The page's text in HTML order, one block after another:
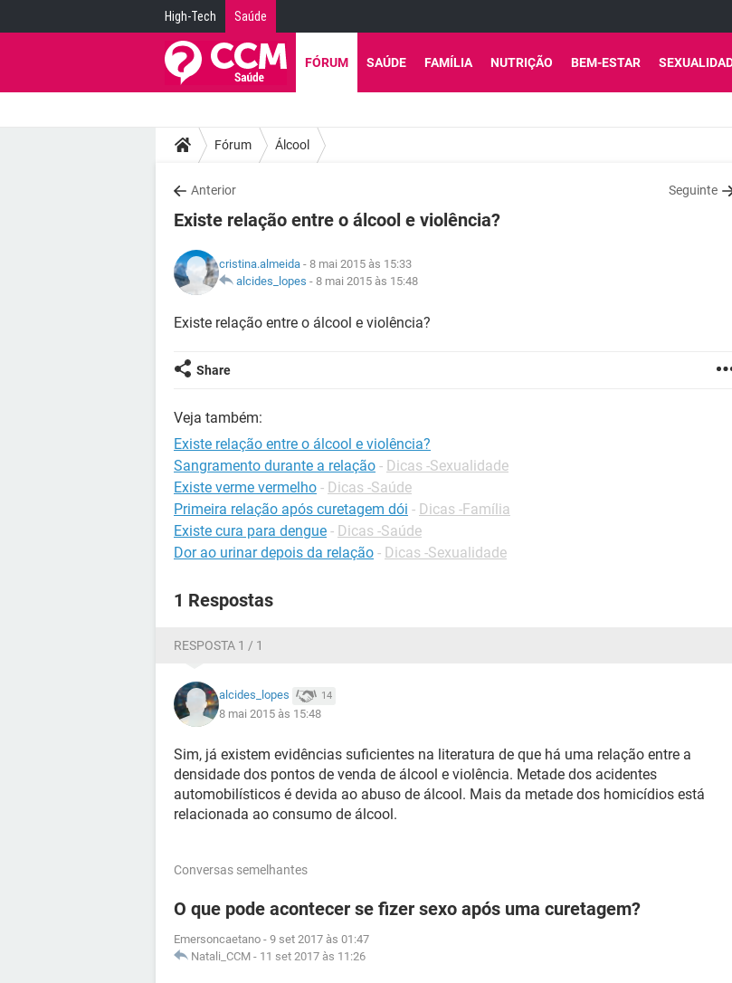
High-Tech Saúde
FÓRUM SAÚDE FAMÍLIA NUTRIÇÃO BEM-ESTAR
Fórum Álcool
Anterior Seguinte
Existe relação entre o álcool e violência?
cristina.almeida - 8 mai 2015 às 15:33
alcides_lopes - 8 mai 2015 às 15:48
Existe relação entre o álcool e violência?
Share
Veja também:
Existe relação entre o álcool e violência?
Sangramento durante a relação - Dicas -Sexualidade
Existe verme vermelho - Dicas -Saúde
Primeira relação após curetagem dói - Dicas -Família
Existe cura para dengue - Dicas -Saúde
Dor ao urinar depois da relação - Dicas -Sexualidade
1 Respostas
RESPOSTA 1 / 1
alcides_lopes 14
8 mai 2015 às 15:48
Sim, já existem evidências suficientes na literatura de que há uma relação entre a
densidade dos pontos de venda de álcool e violência. Metade dos acidentes
automobilísticos é devida ao abuso de álcool. Mais da metade dos homicídios está
relacionada ao consumo de álcool.
Conversas semelhantes
O que pode acontecer se fizer sexo após uma curetagem?
Emersoncaetano - 9 set 2017 às 01:47
Natali_CCM - 11 set 2017 às 11:26